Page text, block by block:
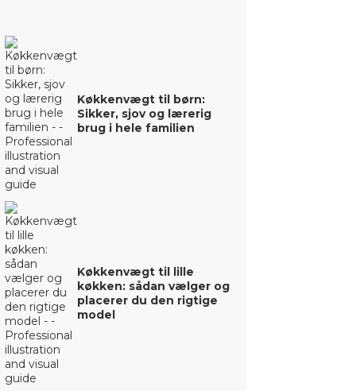
Køkkenvægt til børn:
Sikker, sjov og lærerig
brug i hele familien
Køkkenvægt til lille
køkken: sådan vælger og
placerer du den rigtige
model